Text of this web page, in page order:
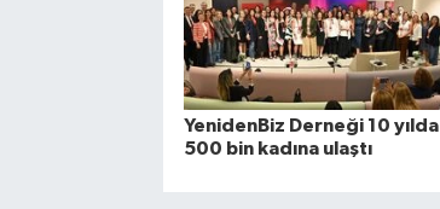
YenidenBiz Derneği 10 yılda
500 bin kadına ulaştı